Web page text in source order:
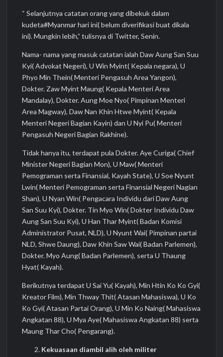
“ Selanjutnya catatan orang yang dibekuk dalam
kudeta#Myanmar hari ini( belum diverifikasi buat dikala
ini). Mungkin lebih,” tulisnya di Twitter, Senin.
Nama- nama yang masuk catatan ialah Daw Aung San Suu
Kyi( Advokat Negeri), U Win Myint( Kepala negara), U
Phyo Min Thein( Menteri Pengasuh Area Yangon),
Dokter. Zaw Myint Maung( Kepala Menteri Area
Mandalay), Dokter. Aung Moe Nyo( Pimpinan Menteri
Area Magway), Daw Nan Khin Htwe Myint( Kepala
Menteri Negeri Bagian Kayin) dan U Nyi Pu( Menteri
Pengasuh Negeri Bagian Rakhine).
Tidak hanya itu, terdapat pula Dokter. Aye Curiga( Chief
Minister Negeri Bagian Mon), U Maw( Menteri
Pemograman serta Finansial, Kayah State), U Soe Nyunt
Lwin( Menteri Pemograman serta Finansial Negeri Nagian
Shan), U Nyan Win( Pengacara Individu dari Daw Aung
San Suu Kyi), Dokter. Tin Myo Win( Dokter Individu Daw
Aung San Suu Kyi), U Han Thar Myint( Badan Komisi
Administrator Pusat, NLD), U Nyunt Wai( Pimpinan partai
NLD, Shwe Daung), Daw Khin Saw Wai( Badan Parlemen),
Dokter. Myo Aung( Badan Parlemen), serta U Thaung
Hyat( Kayah).
Berikutnya terdapat U Sai Yu( Kayah), Min Htin Ko Ko Gyi(
Kreator Film), Min Thway Thit( Atasan Mahasiswa), U Ko
Ko Gyi( Atasan Partai Orang), U Min Ko Naing( Mahasiswa
Angkatan 88), U Mya Aye( Mahasiswa Angkatan 88) serta
Maung Thar Cho( Pengarang).
Kekuasaan diambil alih oleh militer